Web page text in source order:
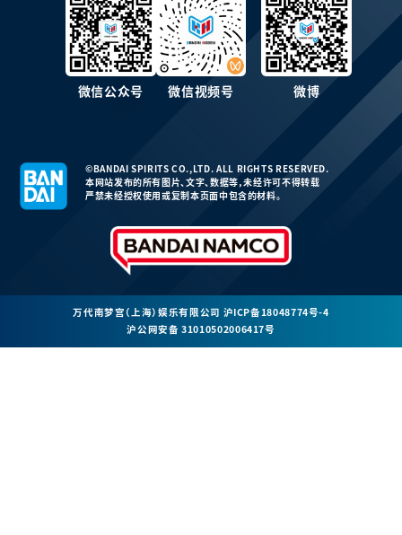
微信公众号 微信视频号 微博
©BANDAI SPIRITS CO.,LTD. ALL RIGHTS RESERVED.
本网站发布的所有图片、文字、数据等，未经许可不得转载
严禁未经授权使用或复制本页面中包含的材料。
万代南梦宫（上海）娱乐有限公司 沪ICP备18048774号-4
沪公网安备 31010502006417号